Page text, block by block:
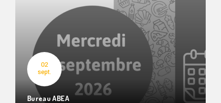
02
sept.
Bureau ABEA